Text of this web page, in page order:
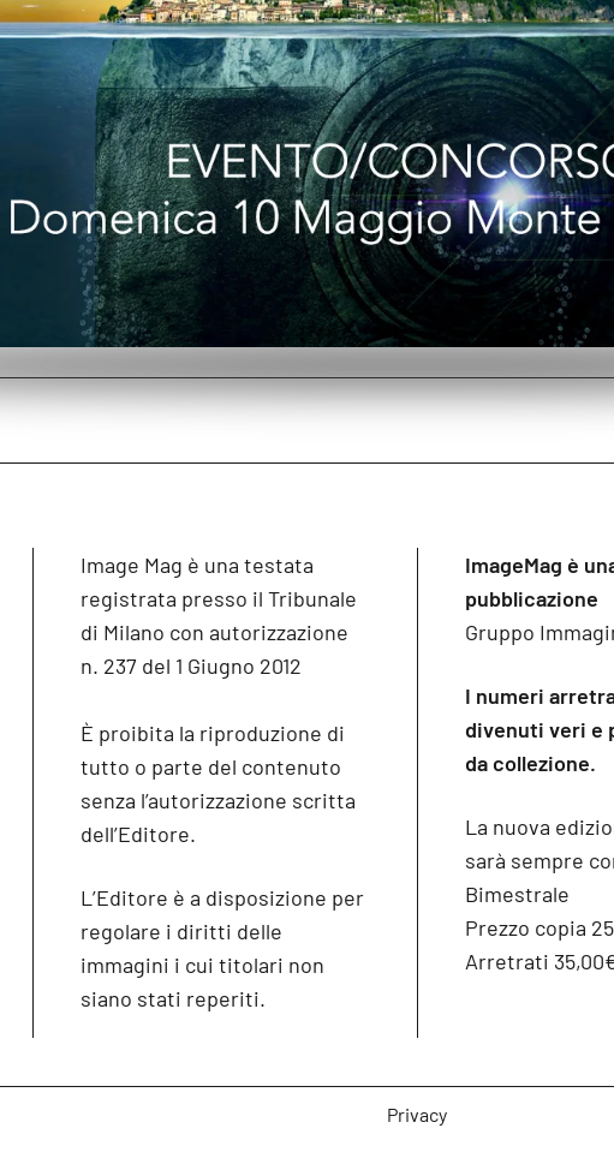
Image Mag è una testata
registrata presso il Tribunale
di Milano con autorizzazione
n. 237 del 1 Giugno 2012
È proibita la riproduzione di
tutto o parte del contenuto
senza l’autorizzazione scritta
dell’Editore.
L’Editore è a disposizione per
regolare i diritti delle
immagini i cui titolari non
siano stati reperiti.
ImageMag è
pubblicazione
Gruppo
I numeri
divenuti veri e
da collezione.
La nuova
sarà sempre
Bimestrale
Prezzo copia
Arretrati
Privacy